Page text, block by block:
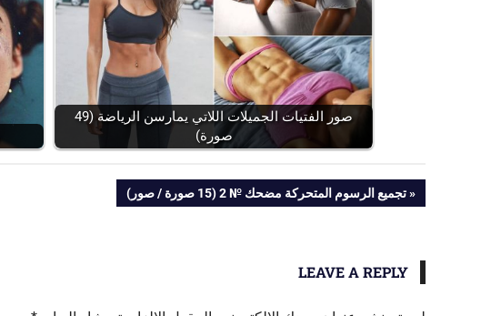
صور الفتيات الجميلات اللاتي يمارسن الرياضة (49
صورة)
تصفّح
PREVIOUS
تجميع الرسوم المتحركة مضحك № 2 (15 صورة / صور)
LEAVE A REPLY